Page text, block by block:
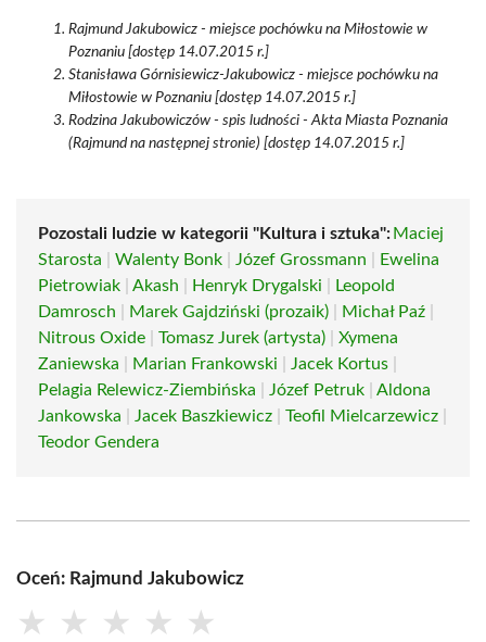
Rajmund Jakubowicz - miejsce pochówku na Miłostowie w
Poznaniu [dostęp 14.07.2015 r.]
Stanisława Górnisiewicz-Jakubowicz - miejsce pochówku na
Miłostowie w Poznaniu [dostęp 14.07.2015 r.]
Rodzina Jakubowiczów - spis ludności - Akta Miasta Poznania
(Rajmund na następnej stronie) [dostęp 14.07.2015 r.]
Pozostali ludzie w kategorii "Kultura i sztuka": Maciej
Starosta
Walenty Bonk Józef Grossmann
Ewelina
Pietrowiak
Akash Henryk Drygalski
Leopold
Damrosch
Marek Gajdziński (prozaik) Michał Paź
Nitrous Oxide
Tomasz Jurek (artysta)
Xymena
Zaniewska
Marian Frankowski Jacek Kortus
Pelagia Relewicz-Ziembińska
Józef Petruk
Aldona
Jankowska
Jacek Baszkiewicz Teofil Mielcarzewicz
Teodor Gendera
Oceń: Rajmund Jakubowicz
★ ★ ★ ★ ★